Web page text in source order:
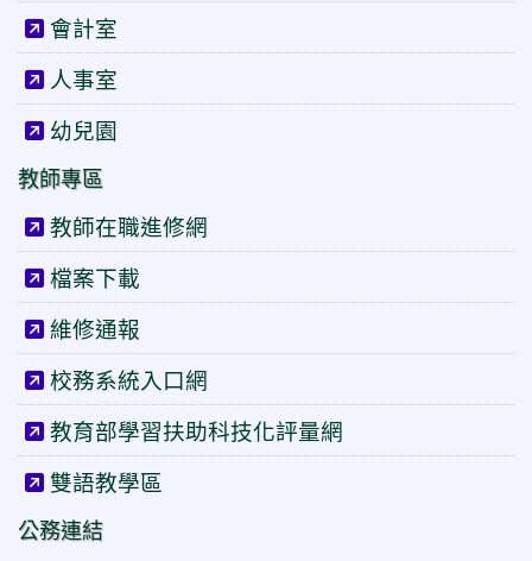
會計室
人事室
幼兒園
教師專區
教師在職進修網
檔案下載
維修通報
校務系統入口網
教育部學習扶助科技化評量網
雙語教學區
公務連結